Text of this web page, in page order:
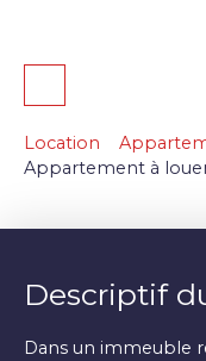
Location
Appartement à
Descriptif
Dans un immeuble